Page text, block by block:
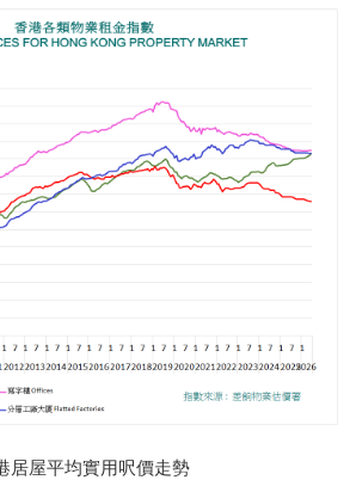
居屋平均實用呎價走勢